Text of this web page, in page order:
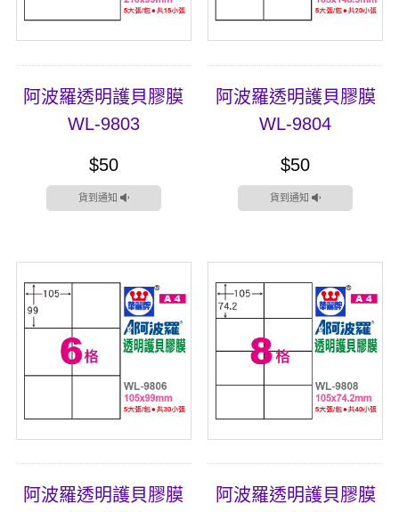
阿波羅透明護貝膠膜
WL-9803
$50
貨到通知
阿波羅透明護貝膠膜
WL-9804
$50
貨到通知
阿波羅透明護貝膠膜
阿波羅透明護貝膠膜